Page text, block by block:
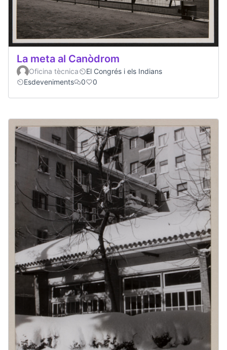
La meta al Canòdrom
Oficina tècnica
El Congrés i els Indians
Esdeveniments
0 0